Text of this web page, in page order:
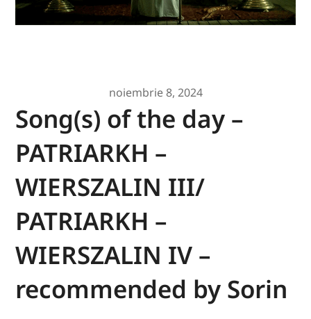
noiembrie 8, 2024
Song(s) of the day –
PATRIARKH –
WIERSZALIN III/
PATRIARKH –
WIERSZALIN IV –
recommended by Sorin